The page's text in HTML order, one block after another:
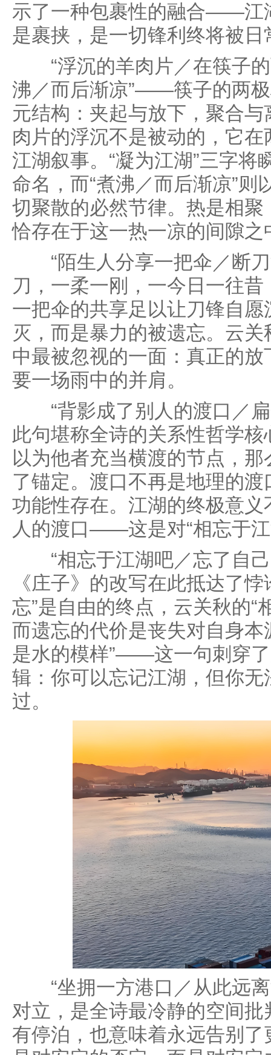
示了一种包裹性的融合——江
是裹挟，是一切锋利终将被日
“浮沉的羊肉片／在筷子的
沸／而后渐凉”——筷子的两
元结构：夹起与放下，聚合
肉片的浮沉不是被动的，它
江湖叙事。“凝为江湖”三字将
命名，而“煮沸／而后渐凉”则
切聚散的必然节律。热是相
恰存在于这一热一凉的间隙之
“陌生人分享一把伞／断
刀，一柔一刚，一今日一往
一把伞的共享足以让刀锋自
灭，而是暴力的被遗忘。云
中最被忽视的一面：真正的
要一场雨中的并肩。
“背影成了别人的渡口／
此句堪称全诗的关系性哲学
以为他者充当横渡的节点，
了锚定。渡口不再是地理的
功能性存在。江湖的终极意
人的渡口——这是对“相忘于
“相忘于江湖吧／忘了自
《庄子》的改写在此抵达了
忘”是自由的终点，云关秋的“
而遗忘的代价是丧失对自身本
是水的模样”——这一句刺穿
辑：你可以忘记江湖，但你
过。
“坐拥一方港口／从此远
对立，是全诗最冷静的空间
有停泊，也意味着永远告别